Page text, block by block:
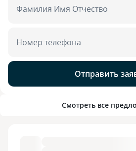
Фамилия Имя Отчество
Номер телефона
Отправить
Смотреть все